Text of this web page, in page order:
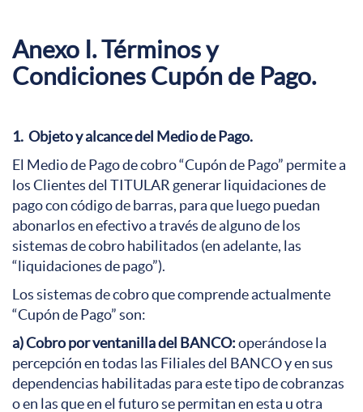
Anexo I. Términos y
Condiciones Cupón de Pago.
1. Objeto y alcance del Medio de Pago.
El Medio de Pago de cobro “Cupón de Pago” permite a
los Clientes del TITULAR generar liquidaciones de
pago con código de barras, para que luego puedan
abonarlos en efectivo a través de alguno de los
sistemas de cobro habilitados (en adelante, las
“liquidaciones de pago”).
Los sistemas de cobro que comprende actualmente
“Cupón de Pago” son:
a) Cobro por ventanilla del BANCO:operándose la
percepción en todas las Filiales del BANCO y en sus
dependencias habilitadas para este tipo de cobranzas
o en las que en el futuro se permitan en esta u otra